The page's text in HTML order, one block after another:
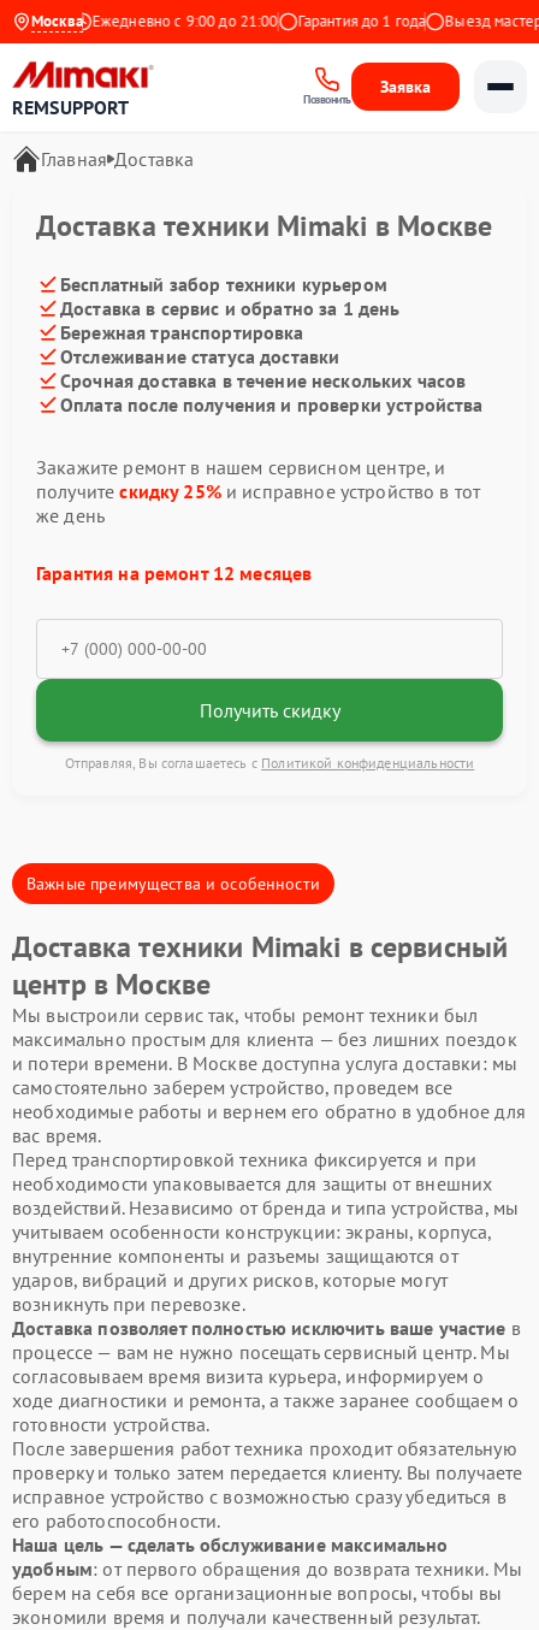
Москва
Яндекс Ежедневно с 9:00 до 21:00 Гарантия до 1 года Выезд
REMSUPPORT Позвонить
Заявка
Главная Доставка
Доставка техники Mimaki в Москве
Бесплатный забор техники курьером
Доставка в сервис и обратно за 1 день
Бережная транспортировка
Отслеживание статуса доставки
Срочная доставка в течение нескольких часов
Оплата после получения и проверки устройства
Закажите ремонт в нашем сервисном центре, и
получитескидку 25%и исправное устройство в тот
же день
Гарантия на ремонт 12 месяцев
Получить скидку
Отправляя, Вы соглашаетесь с Политикой конфиденциальности
Важные преимущества и особенности
Доставка техники Mimaki в сервисный
центр в Москве
Мы выстроили сервис так, чтобы ремонт техники был
максимально простым для клиента — без лишних поездок
и потери времени. В Москве доступна услуга доставки: мы
самостоятельно заберем устройство, проведем все
необходимые работы и вернем его обратно в удобное для
вас время.
Перед транспортировкой техника фиксируется и при
необходимости упаковывается для защиты от внешних
воздействий. Независимо от бренда и типа устройства, мы
учитываем особенности конструкции: экраны, корпуса,
внутренние компоненты и разъемы защищаются от
ударов, вибраций и других рисков, которые могут
возникнуть при перевозке.
Доставка позволяет полностью исключить ваше участие в
процессе — вам не нужно посещать сервисный центр. Мы
согласовываем время визита курьера, информируем о
ходе диагностики и ремонта, а также заранее сообщаем о
готовности устройства.
После завершения работ техника проходит обязательную
проверку и только затем передается клиенту. Вы получаете
исправное устройство с возможностью сразу убедиться в
его работоспособности.
Наша цель — сделать обслуживание максимально
удобным: от первого обращения до возврата техники. Мы
берем на себя все организационные вопросы, чтобы вы
экономили время и получали качественный результат.